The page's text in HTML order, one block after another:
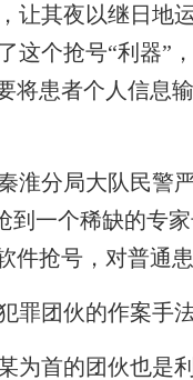
让其夜以继日地
这个抢号“利器”
将患者个人信息
分局大队民警
到一个稀缺的专
件抢号，对普通
团伙的作案手法
首的团伙也是